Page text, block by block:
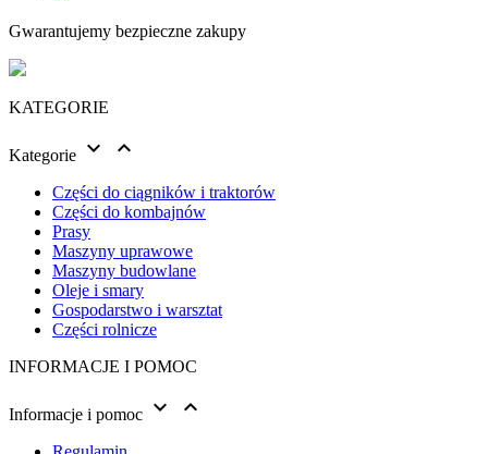
Gwarantujemy bezpieczne zakupy
KATEGORIE
Kategorie  
Części do ciągników i traktorów
Części do kombajnów
Prasy
Maszyny uprawowe
Maszyny budowlane
Oleje i smary
Gospodarstwo i warsztat
Części rolnicze
INFORMACJE I POMOC
Informacje i pomoc  